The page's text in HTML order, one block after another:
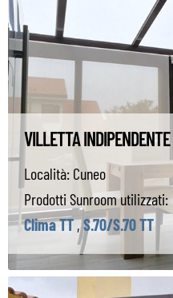
VILLETTA INDIPENDENTE
Località: Cuneo
Prodotti Sunroom utilizzati:
Clima TT,S.70/S.70 TT